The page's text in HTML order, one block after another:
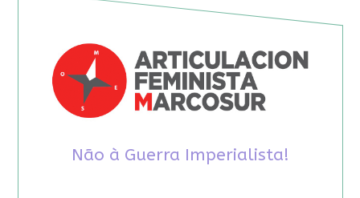
Não à Guerra Imperialista!